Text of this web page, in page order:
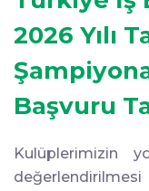
2026 Yılı
Başvuru
Kulüplerimizin